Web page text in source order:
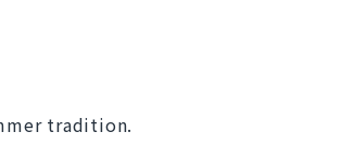
tradition.